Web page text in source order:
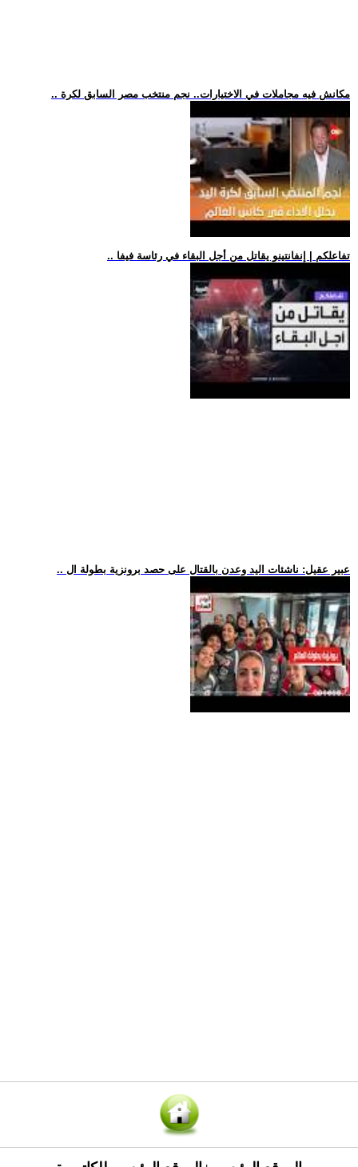
.. مكانش فيه مجاملات في الاختيارات.. نجم منتخب مصر السابق لكرة
.. تفاعلكم | إنفانتينو يقاتل من أجل البقاء في رئاسة فيفا
.. عبير عقيل: ناشئات اليد وعدن بالقتال على حصد برونزية بطولة ال